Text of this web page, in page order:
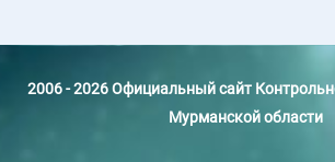
2006 - 2026 Официальный сайт
Мурманской области